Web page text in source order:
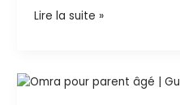
2026
Lire la suite »
Comment